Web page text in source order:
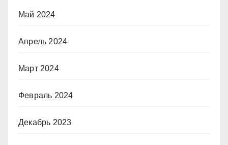
Май 2024
Апрель 2024
Март 2024
Февраль 2024
Декабрь 2023